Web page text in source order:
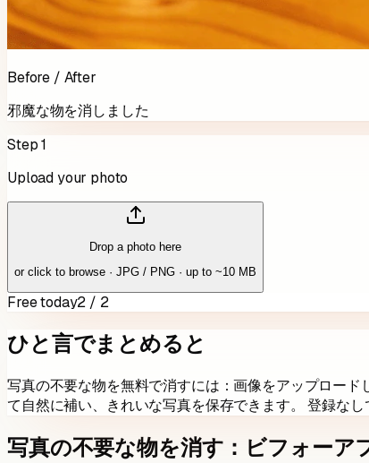
Before / After
邪魔な物を消しました
Step 1
Upload your photo
Drop a photo here
or click to browse · JPG / PNG · up to ~10 MB
Free today2 / 2
ひと言でまとめると
写真の不要な物を無料で消すには：画像をアップロー
て自然に補い、きれいな写真を保存できます。 登録な
写真の不要な物を消す：ビフォーア